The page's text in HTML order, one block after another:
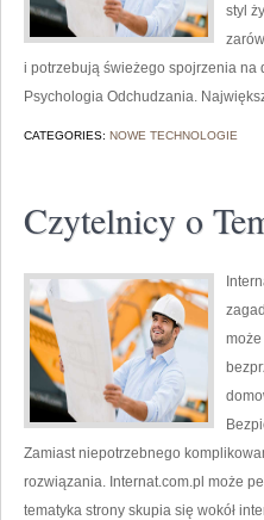
styl
i potrzebują świeżego spojrzenia na
Psychologia Odchudzania.
CATEGORIES: NOWE TECHNOLOGIE
Czytelnicy o
Zamiast niepotrzebnego
rozwiązania. Internat.com.pl może
tematyka strony skupia się wokół